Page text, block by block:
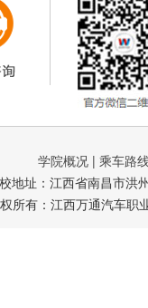
学院概况 | 乘车路
地址：江西省南昌市洪
所有：江西万通汽车职